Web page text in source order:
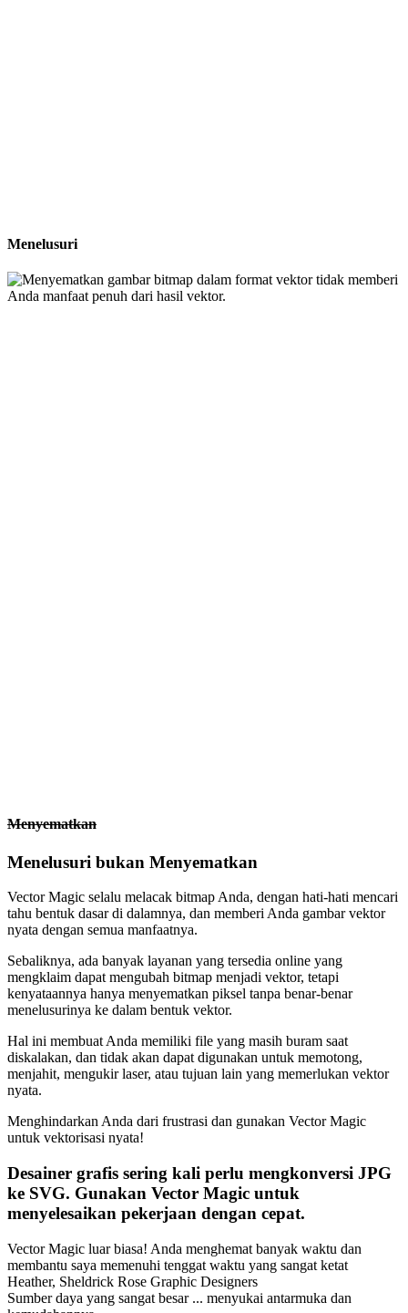
Menelusuri
Menyematkan
Menelusuri bukan Menyematkan
Vector Magic selalu melacak bitmap Anda, dengan hati-hati mencari
tahu bentuk dasar di dalamnya, dan memberi Anda gambar vektor
nyata dengan semua manfaatnya.
Sebaliknya, ada banyak layanan yang tersedia online yang
mengklaim dapat mengubah bitmap menjadi vektor, tetapi
kenyataannya hanya menyematkan piksel tanpa benar-benar
menelusurinya ke dalam bentuk vektor.
Hal ini membuat Anda memiliki file yang masih buram saat
diskalakan, dan tidak akan dapat digunakan untuk memotong,
menjahit, mengukir laser, atau tujuan lain yang memerlukan vektor
nyata.
Menghindarkan Anda dari frustrasi dan gunakan Vector Magic
untuk vektorisasi nyata!
Desainer grafis sering kali perlu mengkonversi JPG
ke SVG. Gunakan Vector Magic untuk
menyelesaikan pekerjaan dengan cepat.
Vector Magic luar biasa! Anda menghemat banyak waktu dan
membantu saya memenuhi tenggat waktu yang sangat ketat
Heather, Sheldrick Rose Graphic Designers
Sumber daya yang sangat besar ... menyukai antarmuka dan